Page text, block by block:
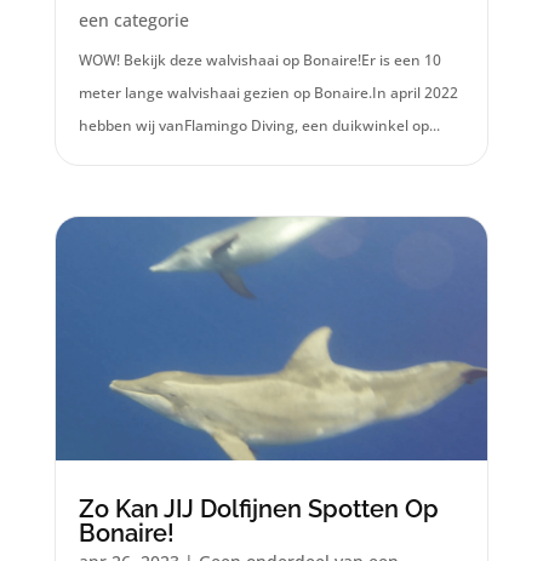
een categorie
WOW! Bekijk deze walvishaai op Bonaire!Er is een 10
meter lange walvishaai gezien op Bonaire.In april 2022
hebben wij vanFlamingo Diving, een duikwinkel op...
Zo Kan JIJ Dolfijnen Spotten Op
Bonaire!